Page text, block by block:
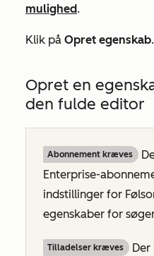
mulighed.
Klik på Opret egenskab.
Opret en
den fulde editor
Abonnement kræves
Enterprise-
indstillinger for
egenskaber for
Tilladelser kræves